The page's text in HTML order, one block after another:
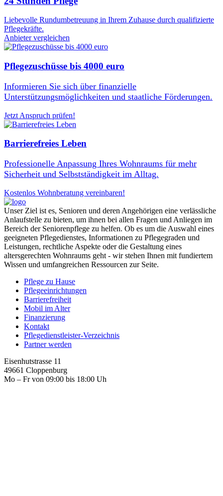
Liebevolle Rundumbetreuung in Ihrem Zuhause durch qualifizierte
Pflegekräfte.
Anbieter vergleichen
Pflegezuschüsse bis 4000 euro
Informieren Sie sich über finanzielle
Unterstützungsmöglichkeiten und staatliche Förderungen.
Jetzt Anspruch prüfen!
Barrierefreies Leben
Professionelle Anpassung Ihres Wohnraums für mehr
Sicherheit und Selbstständigkeit im Alltag.
Kostenlos Wohnberatung vereinbaren!
Unser Ziel ist es, Senioren und deren Angehörigen eine verlässliche
Anlaufstelle zu bieten, um ihnen bei allen Fragen und Anliegen im
Bereich der Seniorenpflege zu helfen. Ob es um die Auswahl eines
geeigneten Pflegedienstes, Informationen zu Pflegegraden und
Leistungen, rechtliche Aspekte oder die Gestaltung eines
altersgerechten Wohnraums geht - wir stehen Ihnen mit fundiertem
Wissen und umfangreichen Ressourcen zur Seite.
Pflege zu Hause
Pflegeeinrichtungen
Barrierefreiheit
Mobil im Alter
Finanzierung
Kontakt
Pflegedienstleister-Verzeichnis
Partner werden
Eisenhutstrasse 11
49661 Cloppenburg
Mo – Fr von 09:00 bis 18:00 Uh